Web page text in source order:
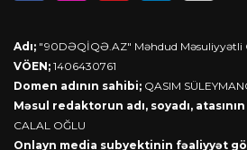
Adı; "90DƏQİQƏ.AZ" Məhdud Məsuliyyətli
VÖEN; 1406430761
Domen adının sahibi; QASIM
Məsul redaktorun adı, soyadı, atasının
CALAL OĞLU
Onlayn media subyektinin fəaliyyət